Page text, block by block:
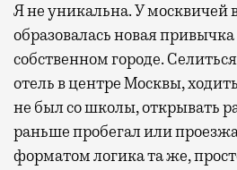
Я не уникальна. У москвичей
образовалась новая
собственном городе.
отель в центре Москвы,
не был со школы, открывать
раньше пробегал или
форматом логика та же,